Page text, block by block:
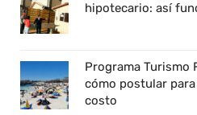
hipotecario: así
Programa Turismo
cómo postular
costo